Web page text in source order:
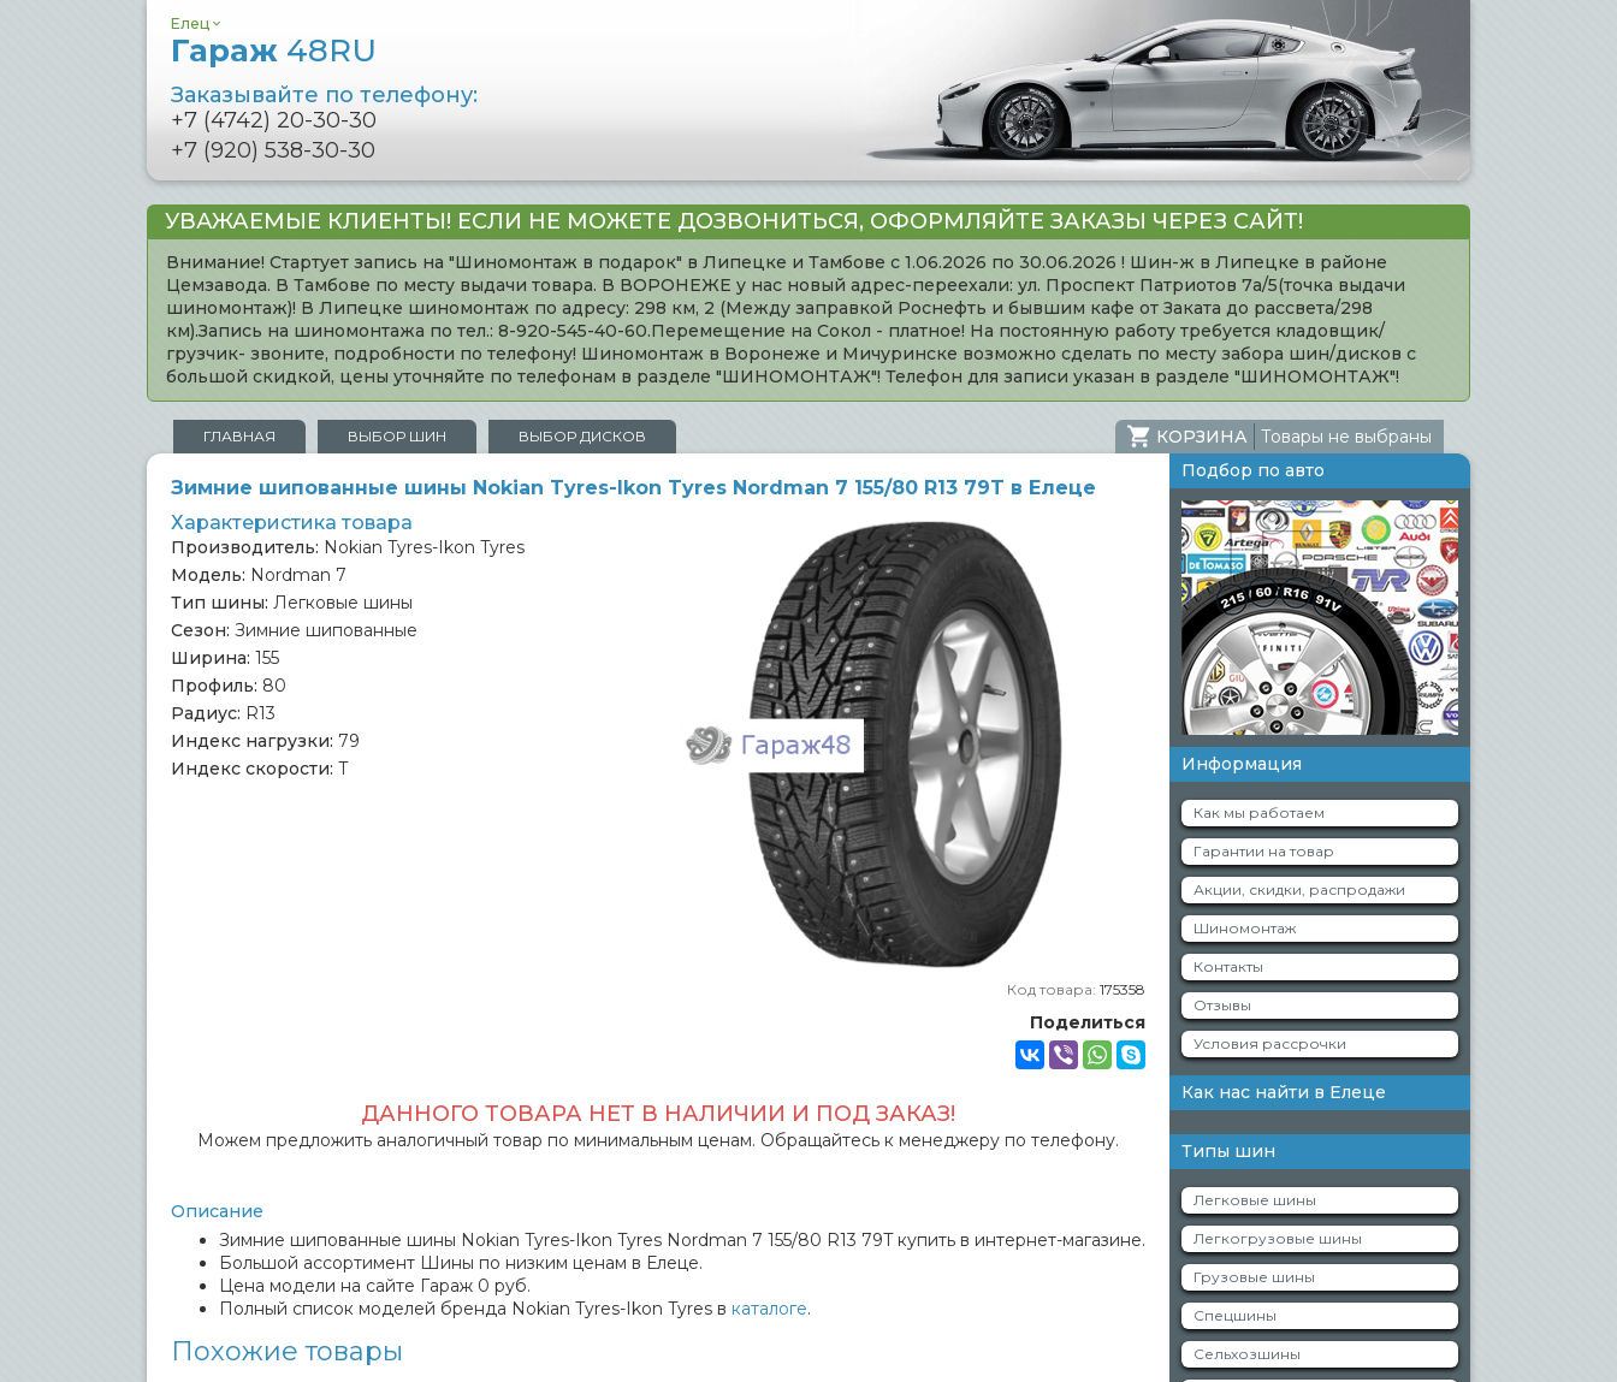
Елец
Гараж 48RU
Заказывайте по телефону:
+7 (4742) 20-30-30
+7 (920) 538-30-30
УВАЖАЕМЫЕ КЛИЕНТЫ! ЕСЛИ НЕ МОЖЕТЕ ДОЗВОНИТЬСЯ, ОФОРМЛЯЙТЕ ЗАКАЗЫ ЧЕРЕЗ САЙТ!
Внимание! Стартует запись на "Шиномонтаж в подарок" в Липецке и Тамбове с 1.06.2026 по 30.06.2026 ! Шин-ж в Липецке в районе
Цемзавода. В Тамбове по месту выдачи товара. В ВОРОНЕЖЕ у нас новый адрес-переехали: ул. Проспект Патриотов 7а/5(точка выдачи
шиномонтаж)! В Липецке шиномонтаж по адресу: 298 км, 2 (Между заправкой Роснефть и бывшим кафе от Заката до рассвета/298
км).Запись на шиномонтажа по тел.: 8-920-545-40-60.Перемещение на Сокол - платное! На постоянную работу требуется кладовщик/
грузчик- звоните, подробности по телефону! Шиномонтаж в Воронеже и Мичуринске возможно сделать по месту забора шин/дисков с
большой скидкой, цены уточняйте по телефонам в разделе "ШИНОМОНТАЖ"! Телефон для записи указан в разделе "ШИНОМОНТАЖ"!
ГЛАВНАЯ ВЫБОР ШИН ВЫБОР ДИСКОВ КОРЗИНА Товары не выбраны
Зимние шипованные шины Nokian Tyres-Ikon Tyres Nordman 7 155/80 R13 79T в Елеце
Характеристика товара
Производитель: Nokian Tyres-Ikon Tyres
Модель: Nordman 7
Тип шины: Легковые шины
Сезон: Зимние шипованные
Ширина: 155
Профиль: 80
Радиус: R13
Индекс нагрузки: 79
Индекс скорости: T
Код товара: 175358
Поделиться
ДАННОГО ТОВАРА НЕТ В НАЛИЧИИ И ПОД ЗАКАЗ!
Можем предложить аналогичный товар по минимальным ценам. Обращайтесь к менеджеру по телефону.
Описание
Зимние шипованные шины Nokian Tyres-Ikon Tyres Nordman 7 155/80 R13 79T купить в интернет-магазине.
Большой ассортимент Шины по низким ценам в Елеце.
Цена модели на сайте Гараж 0 руб.
Полный список моделей бренда Nokian Tyres-Ikon Tyres в каталоге.
Похожие товары
Подбор по авто
Информация
Как мы работаем
Гарантии на товар
Акции, скидки, распродажи
Шиномонтаж
Контакты
Отзывы
Условия рассрочки
Как нас найти в Елеце
Типы шин
Легковые шины
Легкогрузовые шины
Грузовые шины
Спецшины
Сельхозшины